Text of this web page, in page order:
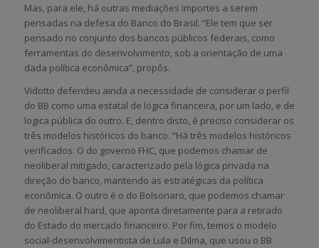
Mas, para ele, há outras mediações importes a serem
pensadas na defesa do Banco do Brasil. “Ele tem que ser
pensado no conjunto dos bancos públicos federais, como
ferramentas do desenvolvimento, sob a orientação de uma
dada política econômica”, propôs.
Vidotto defendeu ainda a necessidade de considerar o perfil
do BB como uma estatal de lógica financeira, por um lado, e de
logica pública do outro. E, dentro disto, é preciso considerar os
três modelos históricos do banco. “Há três modelos históricos
verificados. O do governo FHC, que podemos chamar de
neoliberal mitigado, caracterizado pela lógica privada na
direção do banco, mantendo as estratégicas da política
econômica. O outro é o do Bolsonaro, que podemos chamar
de neoliberal hard, que aponta diretamente para a retirado
do Estado do mercado financeiro. Por fim, temos o modelo
social-desenvolvimentista de Lula e Dilma, que usou o BB